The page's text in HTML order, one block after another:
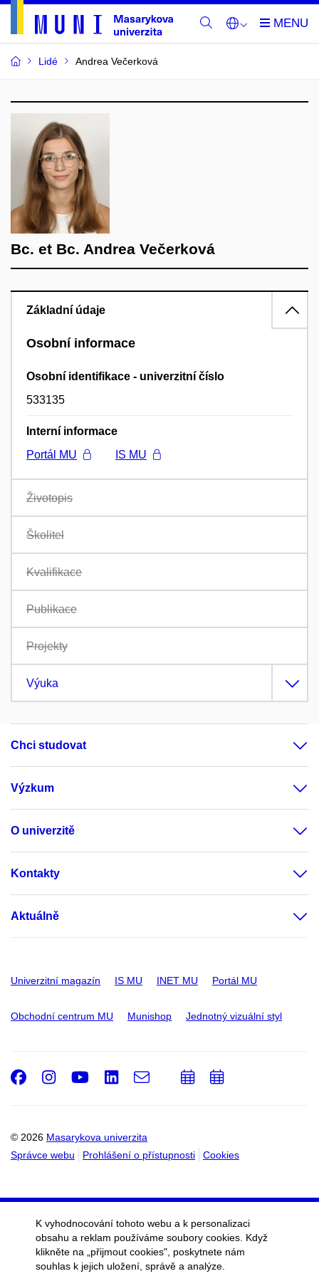
Lidé Andrea Večerková
Bc. et Bc. Andrea Večerková
Základní údaje
Osobní informace
Osobní identifikace - univerzitní číslo
533135
Interní informace
Portál MU
IS MU
Životopis
Školitel
Kvalifikace
Publikace
Projekty
Výuka
Chci studovat
Výzkum
O univerzitě
Kontakty
Aktuálně
Univerzitní magazín IS MU INET MU Portál MU
Obchodní centrum MU Munishop Jednotný vizuální styl
© 2026 Masarykova univerzita
Správce webu
Prohlášení o přístupnosti Cookies
Facebook
Instagram
Youtube
LinkedIn
e-
PřidatPřidat
K vyhodnocování tohoto webu a k personalizaci
obsahu a reklam používáme soubory cookies. Když
klikněte na „přijmout cookies", poskytnete nám
souhlas k jejich uložení, správě a analýze.